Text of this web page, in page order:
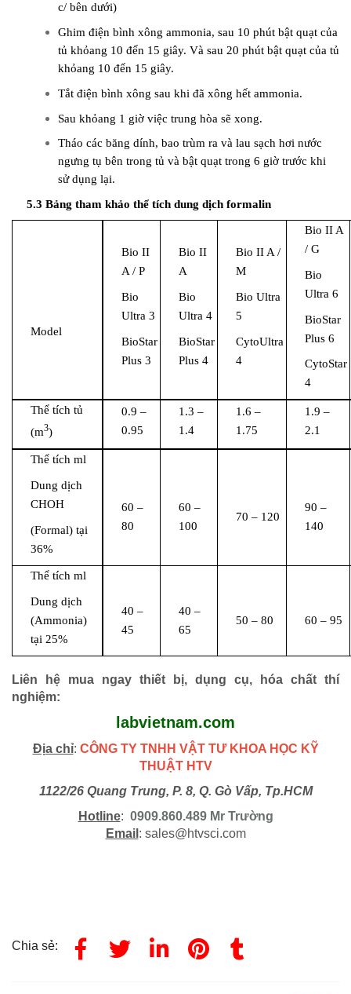
c/ bên dưới)
Ghim điện bình xông ammonia, sau 10 phút bật quạt của
tủ khỏang 10 đến 15 giây. Và sau 20 phút bật quạt của tủ
khỏang 10 đến 15 giây.
Tắt điện bình xông sau khi đã xông hết ammonia.
Sau khỏang 1 giờ việc trung hòa sẽ xong.
Tháo các băng dính, bao trùm ra và lau sạch hơi nước
ngưng tụ bên trong tủ và bật quạt trong 6 giờ trước khi
sử dụng lại.
5.3 Bảng tham khảo thể tích dung dịch formalin
Model
Bio II
A / P
Bio
Ultra 3
BioStar
Plus 3
Bio II
A
Bio
Ultra 4
BioStar
Plus 4
Bio II A /
M
Bio Ultra
5
CytoUltra
4
Bio II A
/ G
Bio
Ultra 6
BioStar
Plus 6
CytoStar
4
Thể tích tủ
(m3)
0.9 –
0.95
1.3 –
1.4
1.6 –
1.75
1.9 –
2.1
Thể tích ml
Dung dịch
CHOH
(Formal) tại
36%
60 –
80
60 –
100
70 – 120
90 –
140
Thể tích ml
Dung dịch
(Ammonia)
tại 25%
40 –
45
40 –
65
50 – 80 60 – 95
Liên hệ mua ngay thiết bị, dụng cụ, hóa chất thí
nghiệm:
labvietnam.com
Địa chỉ: CÔNG TY TNHH VẬT TƯ KHOA HỌC KỸ
THUẬT HTV
1122/26 Quang Trung, P. 8, Q. Gò Vấp, Tp.HCM
Hotline: 0909.860.489 Mr Trường
Email : sales@htvsci.com
Chia sẻ: